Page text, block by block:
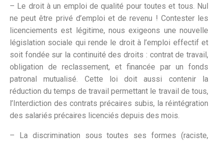
– Le droit à un emploi de qualité pour toutes et tous. Nul
ne peut être privé d’emploi et de revenu ! Contester les
licenciements est légitime, nous exigeons une nouvelle
législation sociale qui rende le droit à l’emploi effectif et
soit fondée sur la continuité des droits : contrat de travail,
obligation de reclassement, et financée par un fonds
patronal mutualisé. Cette loi doit aussi contenir la
réduction du temps de travail permettant le travail de tous,
l’Interdiction des contrats précaires subis, la réintégration
des salariés précaires licenciés depuis des mois.
– La discrimination sous toutes ses formes (raciste,